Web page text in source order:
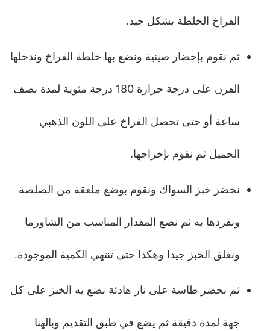
الفراخ الخلطة بشكل جيد.
ثم نقوم بإحضار صينية ونضع بها خلطة الفراخ وندخلها
الفرن على درجة حرارة 180 درجة مئوية لمدة نصف
ساعة أو حتى تحصل الفراخ على اللون الذهبي
الجميل ثم نقوم بإخراجها.
نحضر خبز السواك ونقوم بوضع ملعقة من الصلصة
ونفردها به ثم نضع المقدار المناسب من الشاورما
ونغلق الخبز جيدا وهكذا حتى تنتهي الكمية الموجودة.
ثم نحضر طاسة على نار هادئة نضع به الخبز على كل
جهة لمدة دقيقة ثم يضع في طبق التقديم وبالهنا